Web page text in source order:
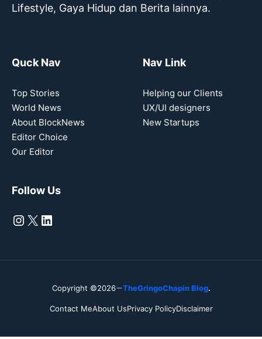
Lifestyle, Gaya Hidup dan Berita lainnya.
Quck Nav
Top Stories
World News
About BlockNews
Editor Choice
Our Editor
Nav Link
Helping our Clients
UX/UI designers
New Startups
Follow Us
Instagram
X LinkedIn
Copyright ©2026 TheGringoChapin Blog.
Contact MeAbout UsPrivacy PolicyDisclaimer